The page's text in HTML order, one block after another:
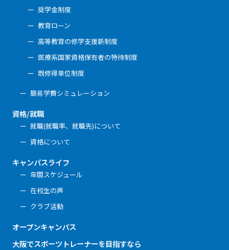
奨学金制度
教育ローン
高等教育の修学支援新制度
医療系国家資格保有者の特待制度
既修得単位制度
簡易学費シミュレーション
資格/就職
就職(就職率、就職先)について
資格について
キャンパスライフ
年間スケジュール
在校生の声
クラブ活動
オープンキャンパス
大阪でスポーツトレーナーを目指すなら